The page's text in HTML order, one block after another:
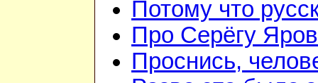
Потому что
Про Серёгу
Проснись,